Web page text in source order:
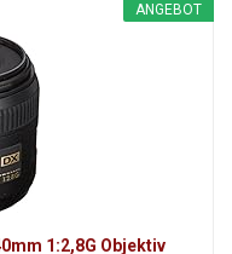
ANGEBOT
1:2,8G Objektiv